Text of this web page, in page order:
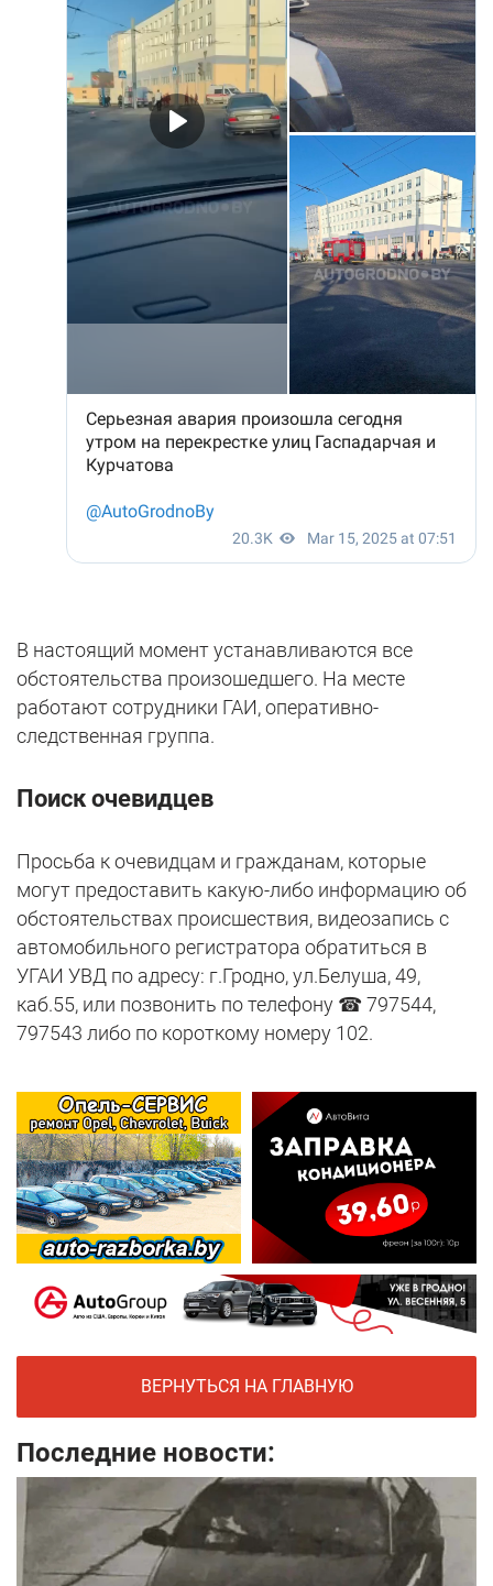
В настоящий момент устанавливаются все
обстоятельства произошедшего. На месте
работают сотрудники ГАИ, оперативно-
следственная группа.
Поиск очевидцев
Просьба к очевидцам и гражданам, которые
могут предоставить какую-либо информацию об
обстоятельствах происшествия, видеозапись с
автомобильного регистратора обратиться в
УГАИ УВД по адресу: г.Гродно, ул.Белуша, 49,
каб.55, или позвонить по телефону ☎ 797544,
797543 либо по короткому номеру 102.
ВЕРНУТЬСЯ НА ГЛАВНУЮ
Последние новости: